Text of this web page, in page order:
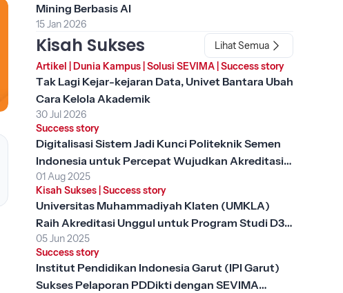
Mining Berbasis AI
15 Jan 2026
Kisah Sukses
Lihat Semua
Artikel Dunia Kampus| Solusi SEVIMA| Success story
Tak Lagi Kejar-kejaran Data, Univet Bantara Ubah
Cara Kelola Akademik
30 Jul 2026
Success story
Digitalisasi Sistem Jadi Kunci Politeknik Semen
Indonesia untuk Percepat Wujudkan Akreditasi
Unggul
01 Aug 2025
Kisah Sukses| Success story
Universitas Muhammadiyah Klaten (UMKLA)
Raih Akreditasi Unggul untuk Program Studi D3
Keperawatan dengan SEVIMA Platform
05 Jun 2025
Success story
Institut Pendidikan Indonesia Garut (IPI Garut)
Sukses Pelaporan PDDikti dengan SEVIMA